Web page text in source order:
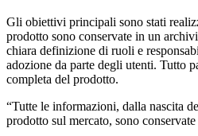
Gli obiettivi principali sono stati
prodotto sono conservate in un
chiara definizione di ruoli e
adozione da parte degli utenti. Tutto
completa del prodotto.
“Tutte le informazioni, dalla nascita
prodotto sul mercato, sono